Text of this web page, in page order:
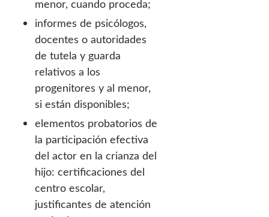
menor, cuando proceda;
informes de psicólogos,
docentes o autoridades
de tutela y guarda
relativos a los
progenitores y al menor,
si están disponibles;
elementos probatorios de
la participación efectiva
del actor en la crianza del
hijo: certificaciones del
centro escolar,
justificantes de atención